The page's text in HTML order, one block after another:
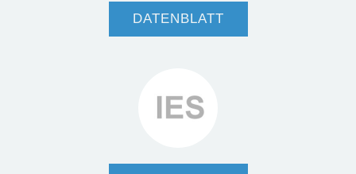
DATENBLATT